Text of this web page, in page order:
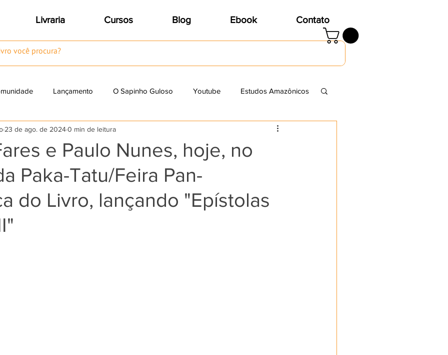
Livraria Cursos Blog Ebook Contato
Lançamento O Sapinho Guloso Youtube Estudos Amazônicos
Resenhas
e Paulo Nunes, hoje, no
Paka-Tatu/Feira Pan-
do Livro, lançando "Epístolas
23 de ago. de 20240 min de leitura